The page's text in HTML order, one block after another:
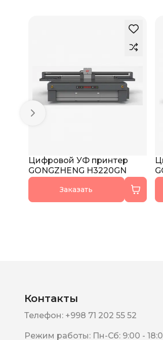
Цифровой УФ принтер
GONGZHENG H3220GN
Заказать
Контакты
Телефон: +998 71 202 55 52
Режим работы: Пн-Сб: 9:00 -